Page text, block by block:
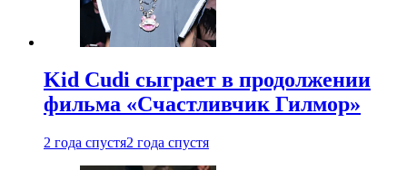
Kid Cudi сыграет в продолжении
фильма «Счастливчик Гилмор»
2 года спустя2 года спустя